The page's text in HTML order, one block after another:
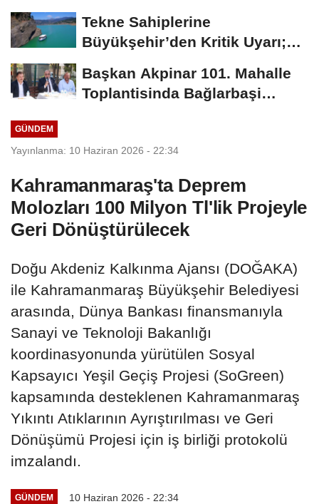
Tekne Sahiplerine
Büyükşehir’den Kritik Uyarı;
Başkan Akpinar 101. Mahalle
Toplantisinda Bağlarbaşi
GÜNDEM
Yayınlanma: 10 Haziran 2026 - 22:34
Kahramanmaraş'ta Deprem
Molozları 100 Milyon Tl'lik Projeyle
Geri Dönüştürülecek
Doğu Akdeniz Kalkınma Ajansı (DOĞAKA)
ile Kahramanmaraş Büyükşehir Belediyesi
arasında, Dünya Bankası finansmanıyla
Sanayi ve Teknoloji Bakanlığı
koordinasyonunda yürütülen Sosyal
Kapsayıcı Yeşil Geçiş Projesi (SoGreen)
kapsamında desteklenen Kahramanmaraş
Yıkıntı Atıklarının Ayrıştırılması ve Geri
Dönüşümü Projesi için iş birliği protokolü
imzalandı.
GÜNDEM 10 Haziran 2026 - 22:34